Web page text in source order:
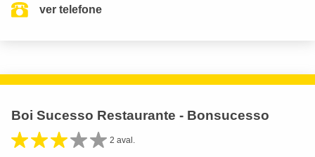
ver telefone
Boi Sucesso Restaurante - Bonsucesso
2 aval.